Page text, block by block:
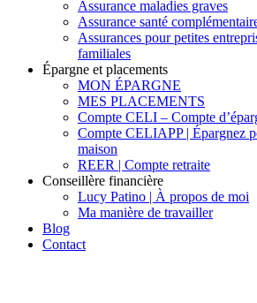
Assurance maladies graves
Assurance santé
Assurances pour petites
familiales
Épargne et placements
MON ÉPARGNE
MES PLACEMENTS
Compte CELI – Compte
Compte CELIAPP | Épargnez
maison
REER | Compte retraite
Conseillère financière
Lucy Patino | À propos de moi
Ma manière de travailler
Blog
Contact